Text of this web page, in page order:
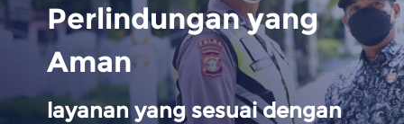
Perlindungan yang
Aman
layanan yang sesuai dengan